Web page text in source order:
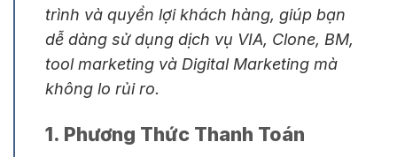
trình và quyền lợi khách hàng, giúp bạn
dễ dàng sử dụng dịch vụ VIA, Clone, BM,
tool marketing và Digital Marketing mà
không lo rủi ro.
1. Phương Thức Thanh Toán